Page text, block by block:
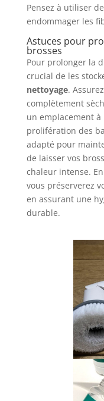
Pensez à utiliser
endommager les
Astuces pour
brosses
Pour prolonger la
crucial de les
nettoyage.
complètement
un emplacement à
prolifération des
adapté pour
de laisser vos
chaleur intense.
vous préserverez
en assurant une
durable.